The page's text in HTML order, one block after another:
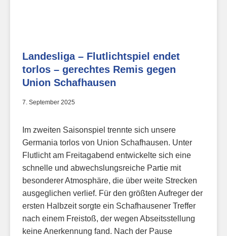
Landesliga – Flutlichtspiel endet
torlos – gerechtes Remis gegen
Union Schafhausen
7. September 2025
Im zweiten Saisonspiel trennte sich unsere
Germania torlos von Union Schafhausen. Unter
Flutlicht am Freitagabend entwickelte sich eine
schnelle und abwechslungsreiche Partie mit
besonderer Atmosphäre, die über weite Strecken
ausgeglichen verlief. Für den größten Aufreger der
ersten Halbzeit sorgte ein Schafhausener Treffer
nach einem Freistoß, der wegen Abseitsstellung
keine Anerkennung fand. Nach der Pause